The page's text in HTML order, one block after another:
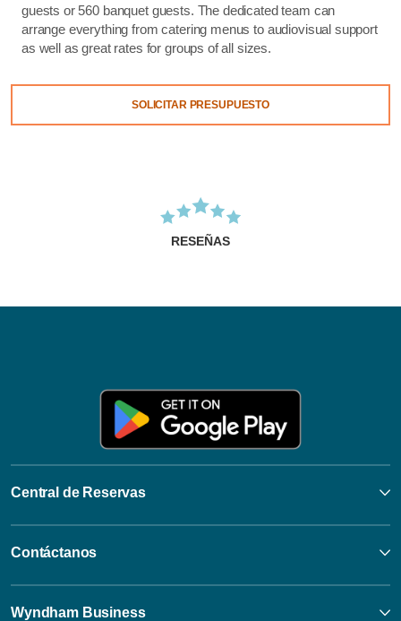
guests or 560 banquet guests. The dedicated team can
arrange everything from catering menus to audiovisual support
as well as great rates for groups of all sizes.
SOLICITAR PRESUPUESTO
RESEÑAS
Central de Reservas
Contáctanos
Wyndham Business